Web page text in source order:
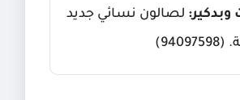
وبدكير: لصالون نسائي جديد